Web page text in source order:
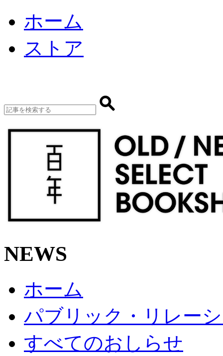
ホーム
ストア
NEWS
ホーム
パブリック・リレー
すべてのおしらせ